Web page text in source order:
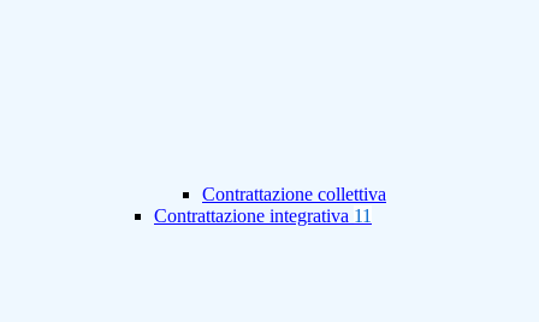
Contrattazione collettiva
Contrattazione integrativa 11